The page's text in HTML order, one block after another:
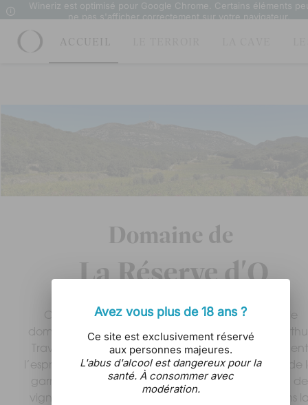
Wineriz est optimisé pour Google Chrome. Certains éléments
ne pas s'afficher correctement sur votre navigateur.
ACCUEIL
Domaine de
L﻿﻿﻿﻿﻿a Réserve d'O
domaine est aujourd’hui repris par Émilie Grill et
Travaux, jeunes vignerons passionnés qui perpétuent
l’esprit du lieu avec exigence et respect. Au cœur de
garrigue sauvage du Causse d’Arboras, les 12 ha de
vignes conduites en Biodynamie s’enracinent dans
Avez vous plus de 18 ans ?
Ce site est exclusivement réservé
aux personnes majeures.
L'abus d'alcool est dangereux pour la
santé. À consommer avec
modération.